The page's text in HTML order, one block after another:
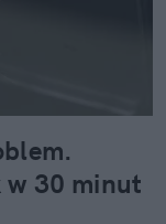
w 30 minut